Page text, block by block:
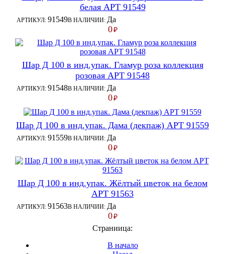
белая АРТ 91549
АРТИКУЛ: 91549В НАЛИЧИИ: Да
0₽
Шар Д 100 в инд.упак. Гламур роза коллекция
розовая АРТ 91548
АРТИКУЛ: 91548В НАЛИЧИИ: Да
0₽
Шар Д 100 в инд.упак. Дама (декпаж) АРТ 91559
АРТИКУЛ: 91559В НАЛИЧИИ: Да
0₽
Шар Д 100 в инд.упак. Жёлтый цветок на белом
АРТ 91563
АРТИКУЛ: 91563В НАЛИЧИИ: Да
0₽
Страниица:
В начало